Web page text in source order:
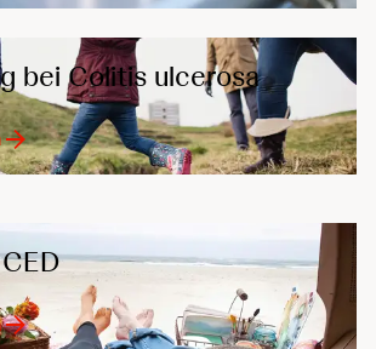
bei Colitis ulcerosa